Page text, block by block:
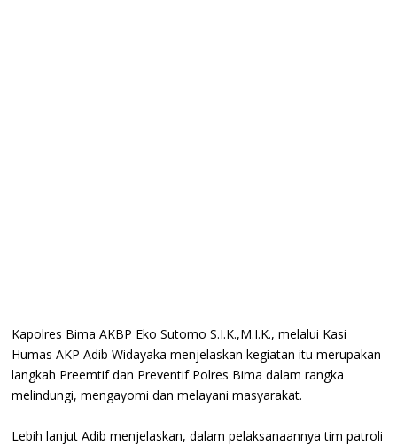
Kapolres Bima AKBP Eko Sutomo S.I.K.,M.I.K., melalui Kasi
Humas AKP Adib Widayaka menjelaskan kegiatan itu merupakan
langkah Preemtif dan Preventif Polres Bima dalam rangka
melindungi, mengayomi dan melayani masyarakat.
Lebih lanjut Adib menjelaskan, dalam pelaksanaannya tim patroli